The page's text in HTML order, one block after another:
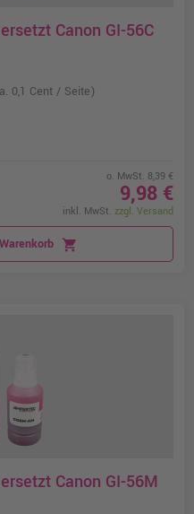
Canon GI-56C
0,1 Cent / Seite)
o. MwSt. 8,39 €
9,98 €
inkl. MwSt. zzgl. Versand
shopping_cart
Canon GI-56M